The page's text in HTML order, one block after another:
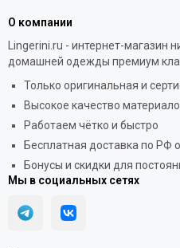
О компании
Lingerini.ru - интернет-магазин
домашней одежды премиум
Только оригинальная и
Высокое качество
Работаем чётко и быстро
Бесплатная доставка по РФ
Бонусы и скидки для
Мы в социальных сетях